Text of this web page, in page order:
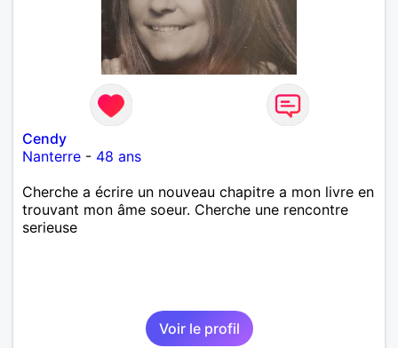
Cendy
Nanterre - 48 ans
Cherche a écrire un nouveau chapitre a mon livre en
trouvant mon âme soeur. Cherche une rencontre
serieuse
Voir le profil